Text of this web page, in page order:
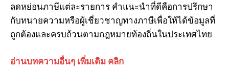
I WANT IN
I've read and accept the Privacy Policy.
ลดหย่อนภาษีแต่ละรายการ คำแนะนำที่ดีคือการปรึกษา
กับทนายความหรือผู้เชี่ยวชาญทางภาษีเพื่อให้ได้ข้อมูลที่
ถูกต้องและครบถ้วนตามกฎหมายท้องถิ่นในประเทศไทย
อ่านบทความอื่นๆ เพิ่มเติม คลิก